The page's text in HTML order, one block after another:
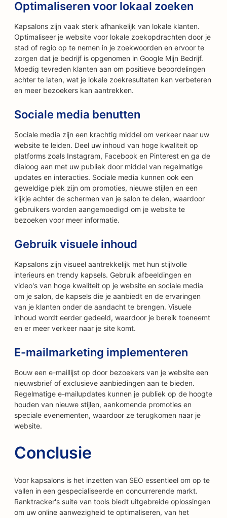
Optimaliseren voor lokaal zoeken
Kapsalons zijn vaak sterk afhankelijk van lokale klanten.
Optimaliseer je website voor lokale zoekopdrachten door je
stad of regio op te nemen in je zoekwoorden en ervoor te
zorgen dat je bedrijf is opgenomen in Google Mijn Bedrijf.
Moedig tevreden klanten aan om positieve beoordelingen
achter te laten, wat je lokale zoekresultaten kan verbeteren
en meer bezoekers kan aantrekken.
Sociale media benutten
Sociale media zijn een krachtig middel om verkeer naar uw
website te leiden. Deel uw inhoud van hoge kwaliteit op
platforms zoals Instagram, Facebook en Pinterest en ga de
dialoog aan met uw publiek door middel van regelmatige
updates en interacties. Sociale media kunnen ook een
geweldige plek zijn om promoties, nieuwe stijlen en een
kijkje achter de schermen van je salon te delen, waardoor
gebruikers worden aangemoedigd om je website te
bezoeken voor meer informatie.
Gebruik visuele inhoud
Kapsalons zijn visueel aantrekkelijk met hun stijlvolle
interieurs en trendy kapsels. Gebruik afbeeldingen en
video's van hoge kwaliteit op je website en sociale media
om je salon, de kapsels die je aanbiedt en de ervaringen
van je klanten onder de aandacht te brengen. Visuele
inhoud wordt eerder gedeeld, waardoor je bereik toeneemt
en er meer verkeer naar je site komt.
E-mailmarketing implementeren
Bouw een e-maillijst op door bezoekers van je website een
nieuwsbrief of exclusieve aanbiedingen aan te bieden.
Regelmatige e-mailupdates kunnen je publiek op de hoogte
houden van nieuwe stijlen, aankomende promoties en
speciale evenementen, waardoor ze terugkomen naar je
website.
Conclusie
Voor kapsalons is het inzetten van SEO essentieel om op te
vallen in een gespecialiseerde en concurrerende markt.
Ranktracker's suite van tools biedt uitgebreide oplossingen
om uw online aanwezigheid te optimaliseren, van het